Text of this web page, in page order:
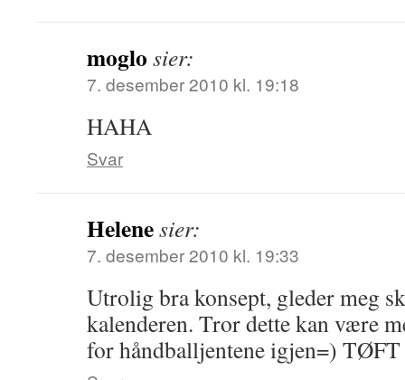
moglo sier:
7. desember 2010 kl. 19:18
HAHA
Svar
Helenesier:
7. desember 2010 kl. 19:33
Utrolig bra konsept, gleder meg
kalenderen. Tror dette kan være
for håndballjentene igjen=)